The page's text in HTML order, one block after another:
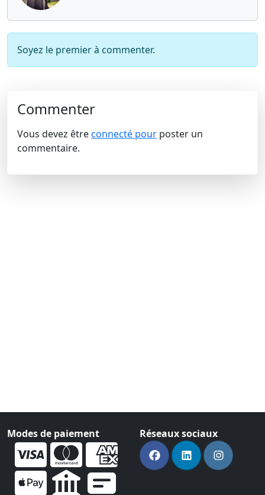
Soyez le premier à commenter.
Commenter
Vous devez êtreconnecté pour poster un
commentaire.
Modes de paiement Réseaux sociaux